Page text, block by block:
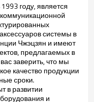
году, является
системы в
Чжэцзян и имеют
предлагаемых в
заверить, что мы
качество продукции
сроки.
в развитии
и